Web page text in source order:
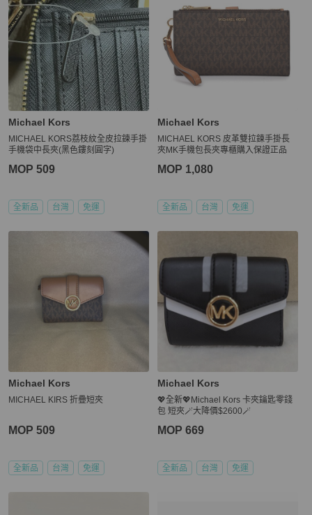
Michael Kors
MICHAEL KORS荔枝紋全皮拉鍊手掛
手機袋中長夾(黑色鏤刻圓字)
MOP 509
全新品 台灣 免運
Michael Kors
MICHAEL KORS 皮革雙拉鍊手掛長
夾MK手機包長夾專櫃購入保證正品
MOP 1,080
全新品 台灣 免運
Michael Kors
MICHAEL KIRS 折疊短夾
MOP 509
全新品 台灣 免運
Michael Kors
💖全新💖Michael Kors 卡夾鑰匙零錢
包 短夾🪄大降價$2600🪄
MOP 669
全新品 台灣 免運